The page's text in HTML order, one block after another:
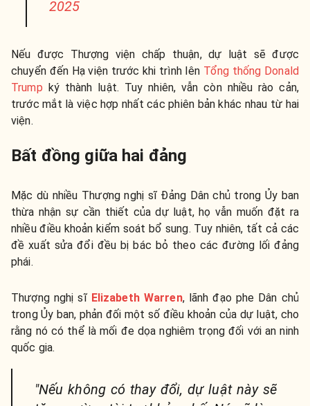
2025
Nếu được Thượng viện chấp thuận, dự luật sẽ được
chuyển đến Hạ viện trước khi trình lên Tổng thống Donald
Trump ký thành luật. Tuy nhiên, vẫn còn nhiều rào cản,
trước mắt là việc hợp nhất các phiên bản khác nhau từ hai
viện.
Bất đồng giữa hai đảng
Mặc dù nhiều Thượng nghị sĩ Đảng Dân chủ trong Ủy ban
thừa nhận sự cần thiết của dự luật, họ vẫn muốn đặt ra
nhiều điều khoản kiểm soát bổ sung. Tuy nhiên, tất cả các
đề xuất sửa đổi đều bị bác bỏ theo các đường lối đảng
phái.
Thượng nghị sĩ Elizabeth Warren, lãnh đạo phe Dân chủ
trong Ủy ban, phản đối một số điều khoản của dự luật, cho
rằng nó có thể là mối đe dọa nghiêm trọng đối với an ninh
quốc gia.
"Nếu không có thay đổi, dự luật này sẽ